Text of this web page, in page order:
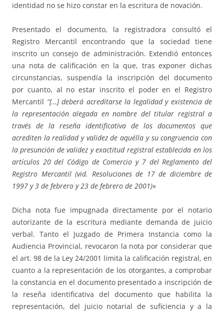
identidad no se hizo constar en la escritura de novación.
Presentado el documento, la registradora consultó el
Registro Mercantil encontrando que la sociedad tiene
inscrito un consejo de administración. Extendió entonces
una nota de calificación en la que, tras exponer dichas
circunstancias, suspendía la inscripción del documento
por cuanto, al no estar inscrito el poder en el Registro
Mercantil “[…] deberá acreditarse la legalidad y existencia de
la representación alegada en nombre del titular registral a
través de la reseña identificativa de los documentos que
acrediten la realidad y validez de aquélla y su congruencia con
la presunción de validez y exactitud registral establecida en los
artículos 20 del Código de Comercio y 7 del Reglamento del
Registro Mercantil (vid. Resoluciones de 17 de diciembre de
1997 y 3 de febrero y 23 de febrero de 2001)»
Dicha nota fue impugnada directamente por el notario
autorizante de la escritura mediante demanda de juicio
verbal. Tanto el Juzgado de Primera Instancia como la
Audiencia Provincial, revocaron la nota por considerar que
el art. 98 de la Ley 24/2001 limita la calificación registral, en
cuanto a la representación de los otorgantes, a comprobar
la constancia en el documento presentado a inscripción de
la reseña identificativa del documento que habilita la
representación, del juicio notarial de suficiencia y a la